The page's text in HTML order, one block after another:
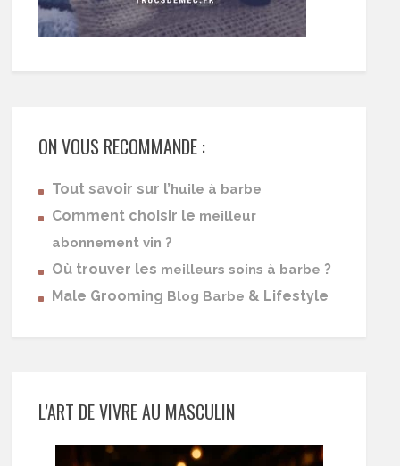
ON VOUS RECOMMANDE :
Tout savoir sur l’huile à barbe
Comment choisir le meilleur
abonnement vin ?
Où trouver les meilleurs soins à barbe ?
Male Grooming Blog Barbe & Lifestyle
L’ART DE VIVRE AU MASCULIN